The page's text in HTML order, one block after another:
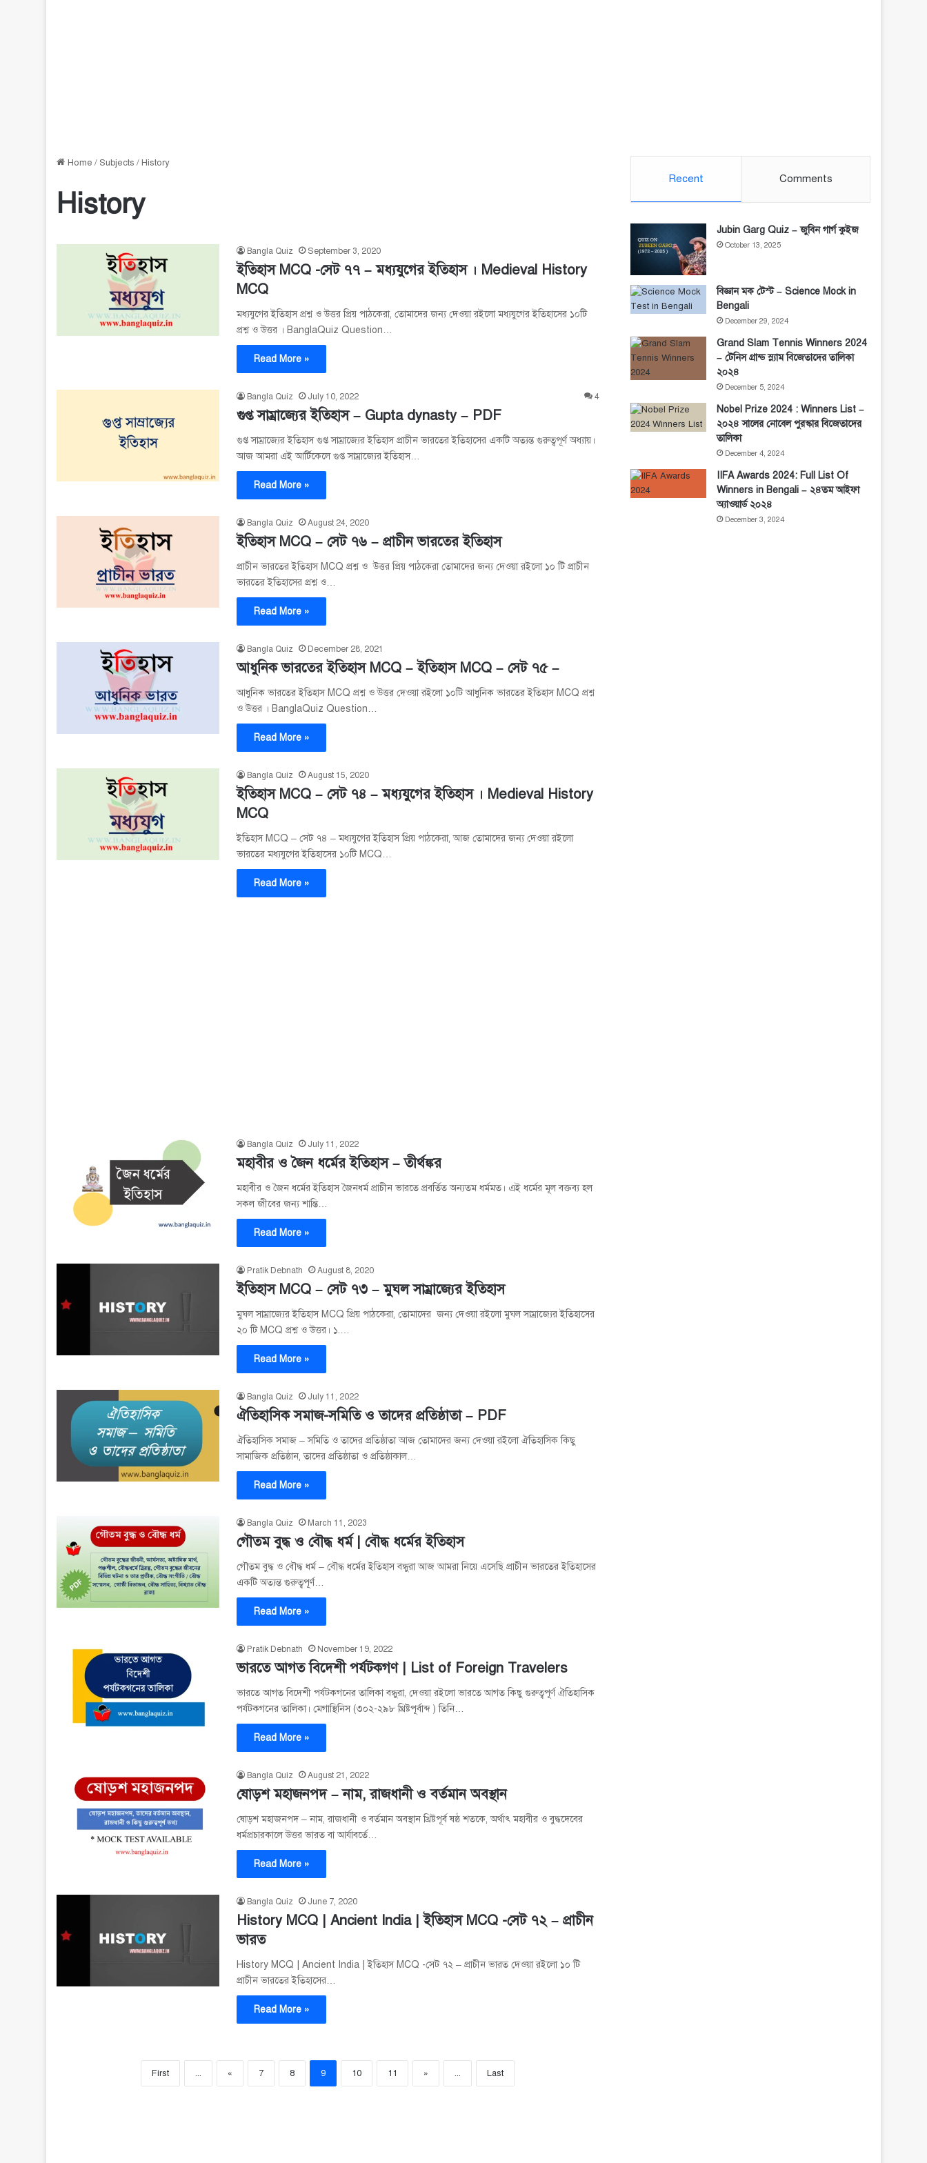
Home / Subjects / History
History
Bangla Quiz September 3, 2020
ইতিহাস MCQ -সেট ৭৭ – মধ্যযুগের ইতিহাস । Medieval History
MCQ
মধ্যযুগের ইতিহাস প্রশ্ন ও উত্তর প্রিয় পাঠকেরা, তোমাদের জন্য দেওয়া রইলো মধ্যযুগের ইতিহাসের ১০টি
প্রশ্ন ও উত্তর । BanglaQuiz Question…
Read More »
Bangla Quiz July 10, 2022 4
গুপ্ত সাম্রাজ্যের ইতিহাস – Gupta dynasty – PDF
গুপ্ত সাম্রাজ্যের ইতিহাস গুপ্ত সাম্রাজ্যের ইতিহাস প্রাচীন ভারতের ইতিহাসের একটি অত্যন্ত গুরুত্বপূর্ণ অধ্যায়।
আজ আমরা এই আর্টিকেলে গুপ্ত সাম্রাজ্যের ইতিহাস…
Read More »
Bangla Quiz August 24, 2020
ইতিহাস MCQ – সেট ৭৬ – প্রাচীন ভারতের ইতিহাস
প্রাচীন ভারতের ইতিহাস MCQ প্রশ্ন ও উত্তর প্রিয় পাঠকেরা তোমাদের জন্য দেওয়া রইলো ১০ টি প্রাচীন
ভারতের ইতিহাসের প্রশ্ন ও…
Read More »
Bangla Quiz December 28, 2021
আধুনিক ভারতের ইতিহাস MCQ – ইতিহাস MCQ – সেট ৭৫ –
আধুনিক ভারতের ইতিহাস MCQ প্রশ্ন ও উত্তর দেওয়া রইলো ১০টি আধুনিক ভারতের ইতিহাস MCQ প্রশ্ন
ও উত্তর । BanglaQuiz Question…
Read More »
Bangla Quiz August 15, 2020
ইতিহাস MCQ – সেট ৭৪ – মধ্যযুগের ইতিহাস । Medieval History
MCQ
ইতিহাস MCQ – সেট ৭৪ – মধ্যযুগের ইতিহাস প্রিয় পাঠকেরা, আজ তোমাদের জন্য দেওয়া রইলো
ভারতের মধ্যযুগের ইতিহাসের ১০টি MCQ…
Read More »
Bangla Quiz July 11, 2022
মহাবীর ও জৈন ধর্মের ইতিহাস – তীর্থঙ্কর
মহাবীর ও জৈন ধর্মের ইতিহাস জৈনধর্ম প্রাচীন ভারতে প্রবর্তিত অন্যতম ধর্মমত। এই ধর্মের মূল বক্তব্য হল
সকল জীবের জন্য শান্তি…
Read More »
Pratik Debnath August 8, 2020
ইতিহাস MCQ – সেট ৭৩ – মুঘল সাম্রাজ্যের ইতিহাস
মুঘল সাম্রাজ্যের ইতিহাস MCQ প্রিয় পাঠকেরা, তোমাদের জন্য দেওয়া রইলো মুঘল সাম্রাজ্যের ইতিহাসের
২০ টি MCQ প্রশ্ন ও উত্তর। ১.…
Read More »
Bangla Quiz July 11, 2022
ঐতিহাসিক সমাজ-সমিতি ও তাদের প্রতিষ্ঠাতা – PDF
ঐতিহাসিক সমাজ – সমিতি ও তাদের প্রতিষ্ঠাতা আজ তোমাদের জন্য দেওয়া রইলো ঐতিহাসিক কিছু
সামাজিক প্রতিষ্ঠান, তাদের প্রতিষ্ঠাতা ও প্রতিষ্ঠাকাল…
Read More »
Bangla Quiz March 11, 2023
গৌতম বুদ্ধ ও বৌদ্ধ ধর্ম | বৌদ্ধ ধর্মের ইতিহাস
গৌতম বুদ্ধ ও বৌদ্ধ ধর্ম – বৌদ্ধ ধর্মের ইতিহাস বন্ধুরা আজ আমরা নিয়ে এসেছি প্রাচীন ভারতের ইতিহাসের
একটি অত্যন্ত গুরুত্বপূর্ণ…
Read More »
Pratik Debnath November 19, 2022
ভারতে আগত বিদেশী পর্যটকগণ | List of Foreign Travelers
ভারতে আগত বিদেশী পর্যটকগনের তালিকা বন্ধুরা, দেওয়া রইলো ভারতে আগত কিছু গুরুত্বপূর্ণ ঐতিহাসিক
পর্যটকগনের তালিকা। মেগাস্থিনিস (৩০২-২৯৮ খ্রিষ্টপূর্বাব্দ ) তিনি…
Read More »
Bangla Quiz August 21, 2022
ষোড়শ মহাজনপদ – নাম, রাজধানী ও বর্তমান অবস্থান
ষোড়শ মহাজনপদ – নাম, রাজধানী ও বর্তমান অবস্থান খ্রিষ্টপূর্ব ষষ্ঠ শতকে, অর্থাৎ মহাবীর ও বুদ্ধদেবের
ধর্মপ্রচারকালে উত্তর ভারত বা আর্যাবর্তে…
Read More »
Bangla Quiz June 7, 2020
History MCQ | Ancient India | ইতিহাস MCQ -সেট ৭২ – প্রাচীন
ভারত
History MCQ | Ancient India | ইতিহাস MCQ -সেট ৭২ – প্রাচীন ভারত দেওয়া রইলো ১০ টি
প্রাচীন ভারতের ইতিহাসের…
Read More »
First ... « 7 8 9 10 11 » ... Last
Recent Comments
Jubin Garg Quiz – জুবিন গার্গ কুইজ
October 13, 2025
বিজ্ঞান মক টেস্ট – Science Mock in
Bengali
December 29, 2024
Grand Slam Tennis Winners 2024
– টেনিস গ্রান্ড স্ল্যাম বিজেতাদের তালিকা
২০২৪
December 5, 2024
Nobel Prize 2024 : Winners List –
২০২৪ সালের নোবেল পুরস্কার বিজেতাদের
তালিকা
December 4, 2024
IIFA Awards 2024: Full List Of
Winners in Bengali – ২৪তম আইফা
অ্যাওয়ার্ড ২০২৪
December 3, 2024